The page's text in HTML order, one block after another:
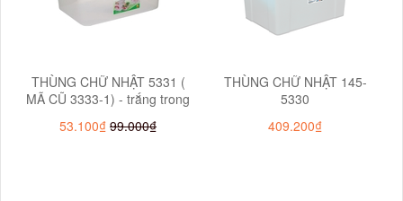
THÙNG CHỮ NHẬT 5331 (
MÃ CŨ 3333-1) - trắng trong
53.100₫ 99.000₫
THÙNG CHỮ NHẬT 145-
5330
409.200₫